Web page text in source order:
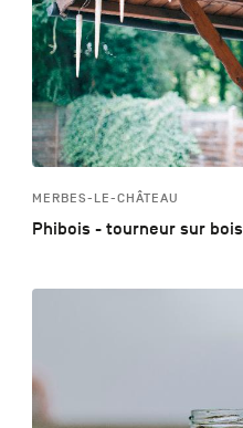
MERBES-LE-CHÂTEAU
Phibois - tourneur sur bois